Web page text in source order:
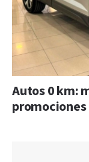
Autos 0 km: